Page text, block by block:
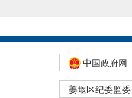
中国政府网
姜堰区纪委监